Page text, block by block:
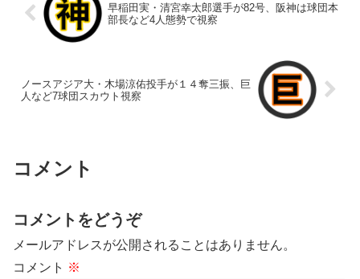
早稲田実・清宮幸太郎選手が82号、阪神は球団本
部長など4人態勢で視察
ノースアジア大・木場涼佑投手が１４奪三振、巨
人など7球団スカウト視察
コメント
コメントをどうぞ
メールアドレスが公開されることはありません。
コメント ※